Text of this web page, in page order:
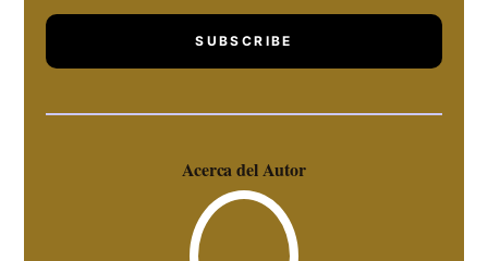
SUBSCRIBE
Acerca del Autor